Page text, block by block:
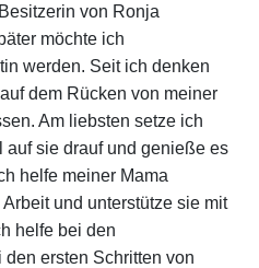
von Ronja
möchte ich
werden. Seit ich denken
dem Rücken von meiner
Am liebsten setze ich
auf sie drauf und genieße es
helfe meiner Mama
und unterstütze sie mit
helfe bei den
ersten Schritten von